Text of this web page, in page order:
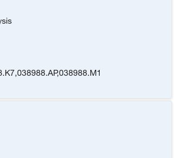
,038988.AP,038988.M1